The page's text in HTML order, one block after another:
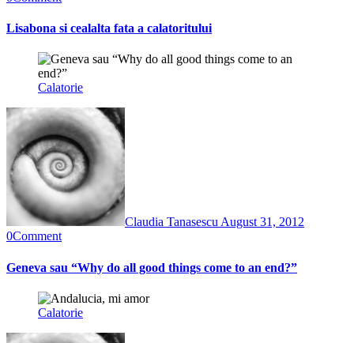
Lisabona si cealalta fata a calatoritului
Calatorie
Claudia TanasescuAugust 31, 2012
0Comment
Geneva sau “Why do all good things come to an end?”
Calatorie